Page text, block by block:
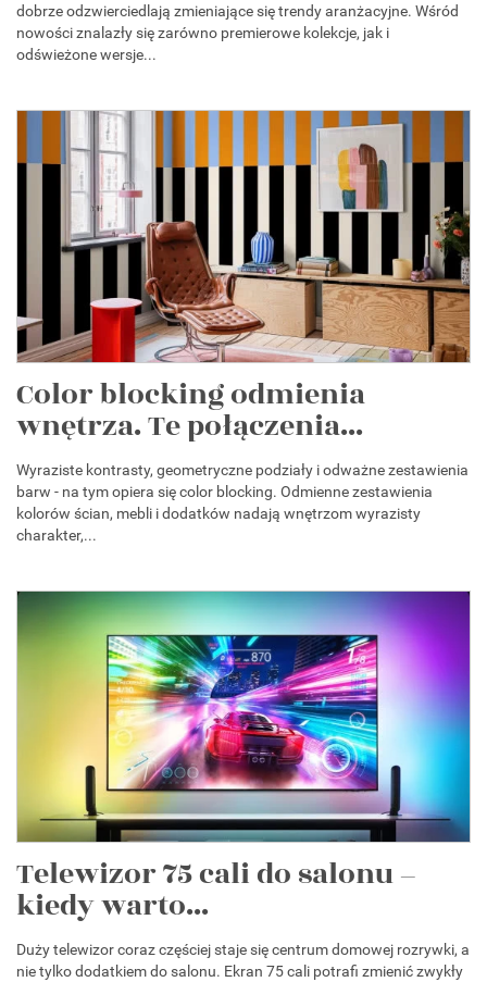
dobrze odzwierciedlają zmieniające się trendy aranżacyjne. Wśród
nowości znalazły się zarówno premierowe kolekcje, jak i
odświeżone wersje...
Color blocking odmienia
wnętrza. Te połączenia...
Wyraziste kontrasty, geometryczne podziały i odważne zestawienia
barw - na tym opiera się color blocking. Odmienne zestawienia
kolorów ścian, mebli i dodatków nadają wnętrzom wyrazisty
charakter,...
Telewizor 75 cali do salonu –
kiedy warto...
Duży telewizor coraz częściej staje się centrum domowej rozrywki, a
nie tylko dodatkiem do salonu. Ekran 75 cali potrafi zmienić zwykły